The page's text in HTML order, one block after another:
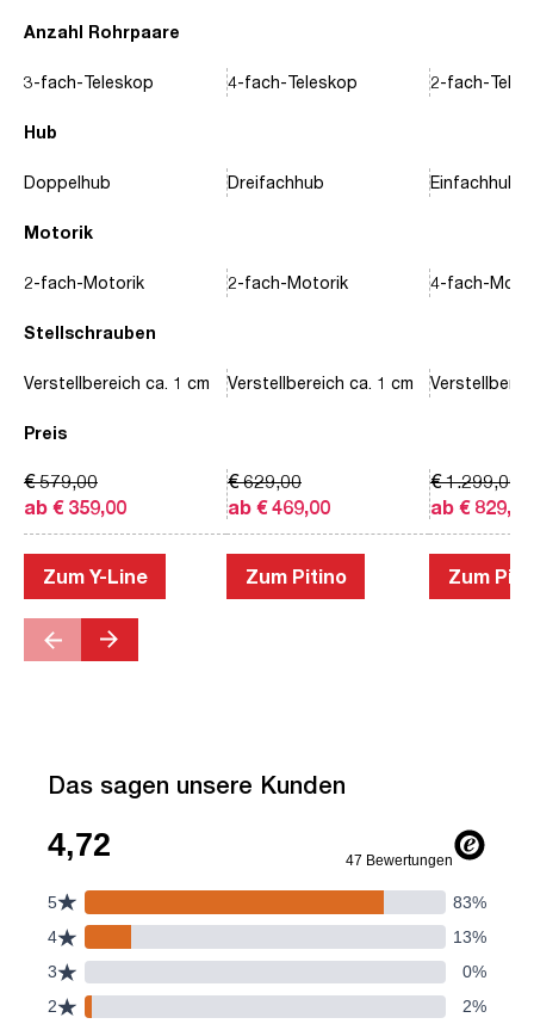
Anzahl Rohrpaare
Hub
Motorik
Stellschrauben
Preis
3-fach-Teleskop
Doppelhub
2-fach-Motorik
Verstellbereich ca. 1 cm
ab € 359,00
€ 579,00
Zum Y-Line
4-fach-Teleskop
Dreifachhub
2-fach-Motorik
Verstellbereich ca. 1 cm
ab € 469,00
€ 629,00
Zum Pitino
2-fach-
Einfachhub
4-fach-
ab € 829,00
€ 1.299,00
Zum
Das sagen unsere Kunden